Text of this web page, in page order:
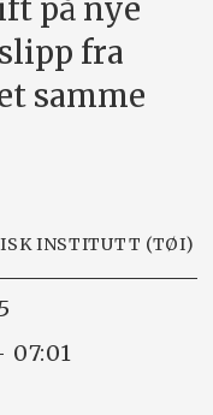
på nye
fra
samme
INSTITUTT (TØI)
07:01